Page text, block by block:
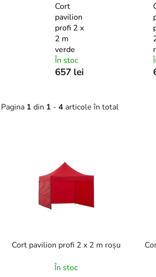
Cort
pavilion
profi 2 x
2 m
verde
În stoc
657 lei
Pagina 1 din 1 - 4 articole în total
Cort pavilion profi 2 x 2 m roșu
În stoc